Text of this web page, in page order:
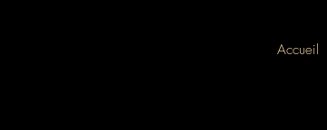
Accueil